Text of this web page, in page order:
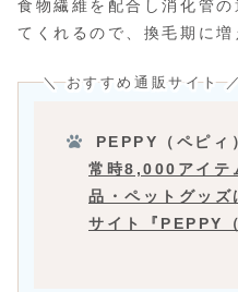
食物繊維を配合し消化管
てくれるので、換毛期に
＼ おすすめ通販サイト
PEPPY（ペピィ
常時8,000アイテ
品・ペットグッズ
サイト『PEPPY